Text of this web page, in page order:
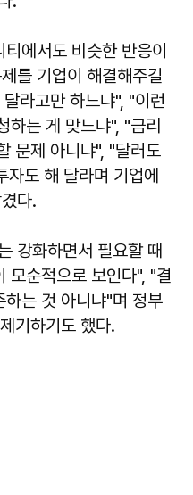
에서도 비슷한 반응이
를 기업이 해결해주길
라고만 하느냐", "이런
하는 게 맞느냐", "금리
문제 아니냐", "달러도
도 해 달라며 기업에
다.
강화하면서 필요할 때
모순적으로 보인다", "결
는 것 아니냐"며 정부
기하기도 했다.